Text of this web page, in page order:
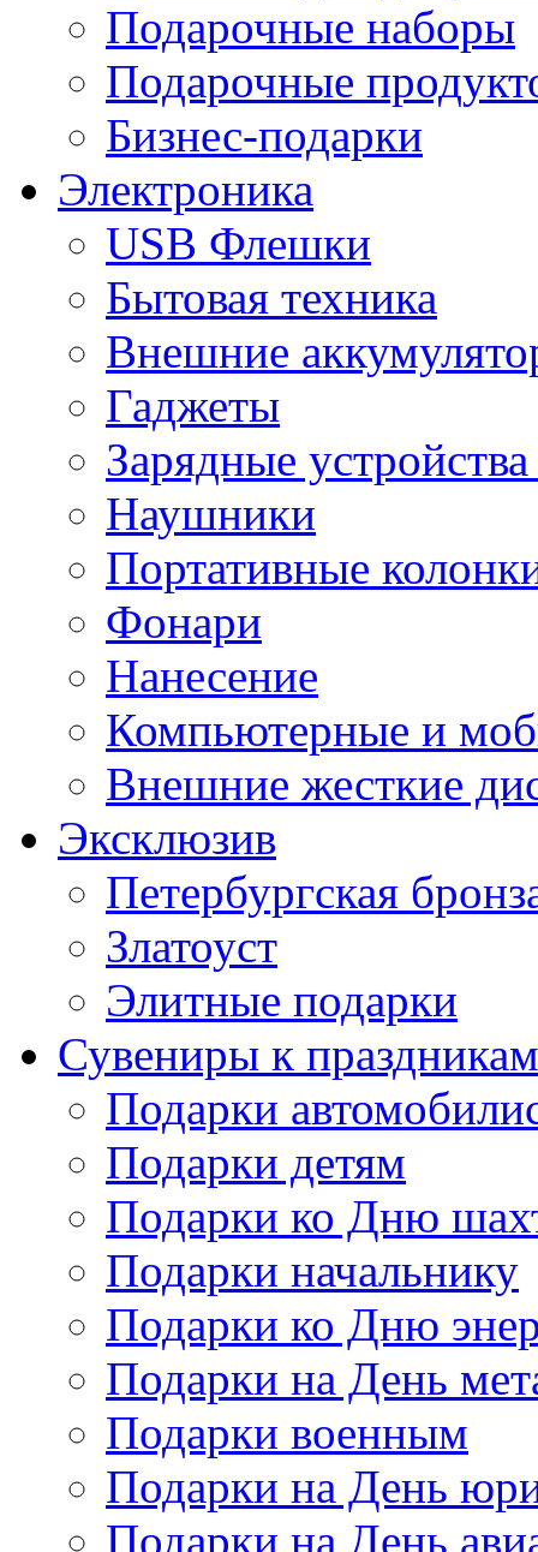
Подарочные наборы
Подарочные
Бизнес-подарки
Электроника
USB Флешки
Бытовая техника
Внешние
Гаджеты
Зарядные
Наушники
Портативные
Фонари
Нанесение
Компьютерные и
Внешние жесткие
Эксклюзив
Петербургская
Златоуст
Элитные подарки
Сувениры к праздникам
Подарки
Подарки детям
Подарки ко Дню
Подарки начальнику
Подарки ко Дню
Подарки на День
Подарки военным
Подарки на День
Подарки на День